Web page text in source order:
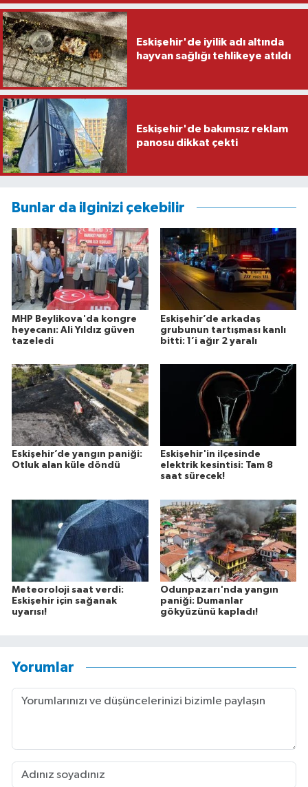
Eskişehir'de iyilik adı altında
hayvan sağlığı tehlikeye atıldı
Eskişehir'de bakımsız reklam
panosu dikkat çekti
Bunlar da ilginizi çekebilir
MHP Beylikova'da kongre
heyecanı: Ali Yıldız güven
tazeledi
Eskişehir’de arkadaş
grubunun tartışması kanlı
bitti: 1’i ağır 2 yaralı
Eskişehir’de yangın paniği:
Otluk alan küle döndü
Eskişehir'in ilçesinde
elektrik kesintisi: Tam 8
saat sürecek!
Meteoroloji saat verdi:
Eskişehir için sağanak
uyarısı!
Odunpazarı'nda yangın
paniği: Dumanlar
gökyüzünü kapladı!
Yorumlar